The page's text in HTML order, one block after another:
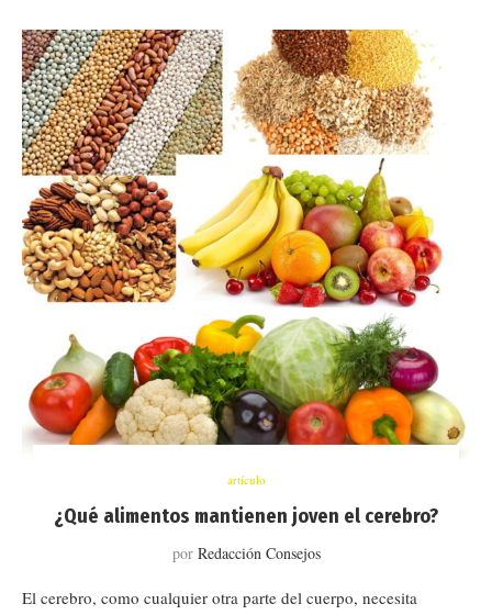
artículo
¿Qué alimentos mantienen joven el cerebro?
por Redacción Consejos
El cerebro, como cualquier otra parte del cuerpo, necesita